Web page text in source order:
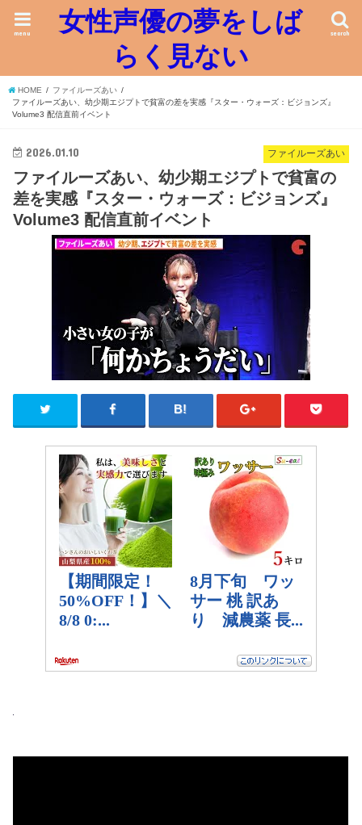
女性声優の夢をしば
らく見ない
search
menu
HOME
ファイルーズあい
ファイルーズあい、幼少期エジプトで貧富の差を実感『スター・ウォーズ：ビジョンズ』
Volume3 配信直前イベント
ファイルーズあい
2026.01.10
ファイルーズあい、幼少期エジプトで貧富の
差を実感『スター・ウォーズ：ビジョンズ』
Volume3 配信直前イベント